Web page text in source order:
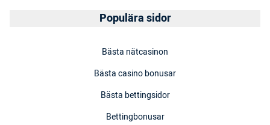
Populära sidor
Bästa nätcasinon
Bästa casino bonusar
Bästa bettingsidor
Bettingbonusar